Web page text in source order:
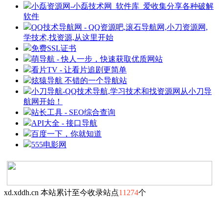
小磊资源网-小磊技术网_软件库_爱收集分享各种破解
软件
QQ技术导航网 - QQ资源吧,滚石导航网,小刀资源网,
学技术,找资源,从这里开始
免费SSL证书
萌导航 - 快人一步，快速获取优质网站
看片TV - 让看片追剧更简单
炫猿导航 不错的一个导航站
小刀导航-QQ技术导航,学习技术和找资源网从小刀导
航网开始！
站长工具 - SEO综合查询
API大全 - 接口导航
百度一下，你就知道
555电影网
xd.xddh.cn 本站累计至今收录站点11274个